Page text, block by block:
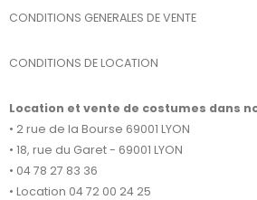
CONDITIONS GENERALES DE VENTE
CONDITIONS DE LOCATION
Location et vente de costumes dans
• 2 rue de la Bourse 69001 LYON
• 18, rue du Garet - 69001 LYON
• 04 78 27 83 36
• Location 04 72 00 24 25